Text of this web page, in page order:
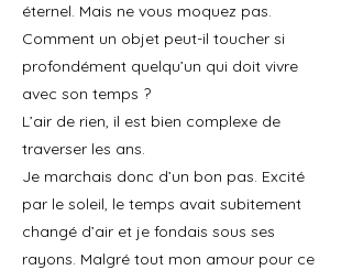
éternel. Mais ne vous moquez pas.
Comment un objet peut-il toucher si
profondément quelqu’un qui doit vivre
avec son temps ?
L’air de rien, il est bien complexe de
traverser les ans.
Je marchais donc d’un bon pas. Excité
par le soleil, le temps avait subitement
changé d’air et je fondais sous ses
rayons. Malgré tout mon amour pour ce